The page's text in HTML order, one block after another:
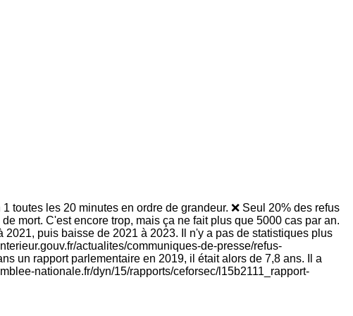
toutes les 20 minutes en ordre de grandeur. ❌ Seul 20% des refus
mort. C'est encore trop, mais ça ne fait plus que 5000 cas par an.
puis baisse de 2021 à 2023. Il n'y a pas de statistiques plus
actualites/communiques-de-presse/refus-
un rapport parlementaire en 2019, il était alors de 7,8 ans. Il a
nationale.fr/dyn/15/rapports/ceforsec/l15b2111_rapport-